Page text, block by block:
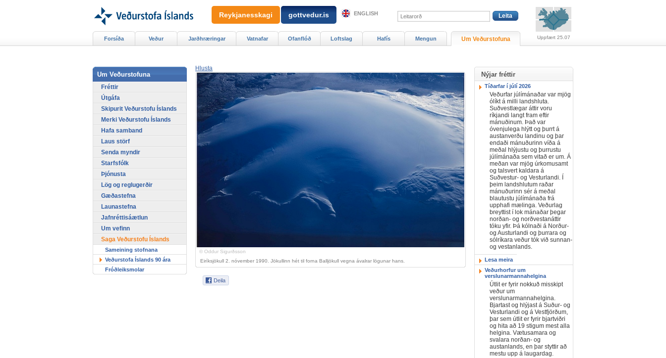
Hlusta
© Oddur Sigurðsson
Eiríksjökull 2. nóvember 1990. Jökullinn hét til forna Balljökull vegna ávalrar lögunar hans.
Nýjar fréttir
Tíðarfar í júlí 2026
Veðurfar júlímánaðar var mjög
ólíkt á milli landshluta.
Suðvestlægar áttir voru
ríkjandi langt fram eftir
mánuðinum. Það var
óvenjulega hlýtt og þurrt á
austanverðu landinu og þar
endaði mánuðurinn víða á
meðal hlýjustu og þurrustu
júlímánaða sem vitað er um. Á
meðan var mjög úrkomusamt
og talsvert kaldara á
Suðvestur- og Vesturlandi. Í
þeim landshlutum raðar
mánuðurinn sér á meðal
blautustu júlímánaða frá
upphafi mælinga. Veðurlag
breyttist í lok mánaðar þegar
norðan- og norðvestanáttir
tóku yfir. Þá kólnaði á Norður-
og Austurlandi og þurrara og
sólríkara veður tók við sunnan-
og vestanlands.
Lesa meira
Veðurhorfur um
verslunarmannahelgina
Útlit er fyrir nokkuð misskipt
veður um
verslunarmannahelgina.
Bjartast og hlýjast á Suður- og
Vesturlandi og á Vestfjörðum,
þar sem útlit er fyrir bjartviðri
og hita að 19 stigum mest alla
helgina. Vætusamara og
svalara norðan- og
austanlands, en þar styttir að
mestu upp á laugardag.
Forsíða Veður Jarðhræringar Vatnafar Ofanflóð Loftslag Hafís Mengun Um Veðurstofuna
Um Veðurstofuna
Fréttir
Útgáfa
Skipurit Veðurstofu Íslands
Merki Veðurstofu Íslands
Hafa samband
Laus störf
Senda myndir
Starfsfólk
Þjónusta
Lög og reglugerðir
Gæðastefna
Launastefna
Jafnréttisáætlun
Um vefinn
Saga Veðurstofu Íslands
Sameining stofnana
Veðurstofa Íslands 90 ára
Fróðleiksmolar
Uppfært 25.07
Reykjanesskagi gottvedur.is ENGLISH